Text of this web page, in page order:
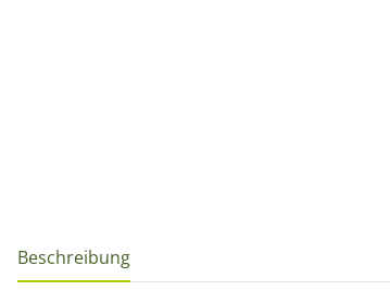
Beschreibung